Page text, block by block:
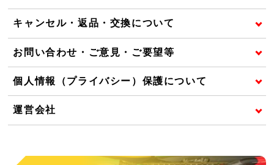
キャンセル・返品・交換について
お問い合わせ・ご意見・ご要望等
個人情報（プライバシー）保護について
運営会社